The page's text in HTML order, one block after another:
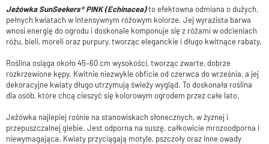
Jeżówka SunSeekers® PINK (Echinacea)to efektowna odmiana o dużych,
pełnych kwiatach w intensywnym różowym kolorze. Jej wyrazista barwa
wnosi energię do ogrodu i doskonale komponuje się z różami w odcieniach
różu, bieli, moreli oraz purpury, tworząc eleganckie i długo kwitnące rabaty.
Roślina osiąga około 45–60 cm wysokości, tworząc zwarte, dobrze
rozkrzewione kępy. Kwitnie niezwykle obficie od czerwca do września, a jej
dekoracyjne kwiaty długo utrzymują świeży wygląd. To doskonała roślina
dla osób, które chcą cieszyć się kolorowym ogrodem przez całe lato.
Jeżówka najlepiej rośnie na stanowiskach słonecznych, w żyznej i
przepuszczalnej glebie. Jest odporna na suszę, całkowicie mrozoodporna i
niewymagająca. Kwiaty przyciągają motyle, pszczoły oraz inne owady